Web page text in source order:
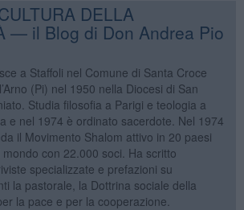
DELLA
— il Blog di Don Andrea Pio
a Staffoli nel Comune di Santa Croce
(Pi) nel 1950 nella Diocesi di San
Studia filosofia a Parigi e teologia a
e nel 1974 è ordinato sacerdote. Nel 1974
il Movimento Shalom attivo in 20 paesi
mondo con 22.000 soci. Ha scritto
specializzate e prefazioni su
la pastorale, la Dottrina sociale della
la pace e per la cooperazione.